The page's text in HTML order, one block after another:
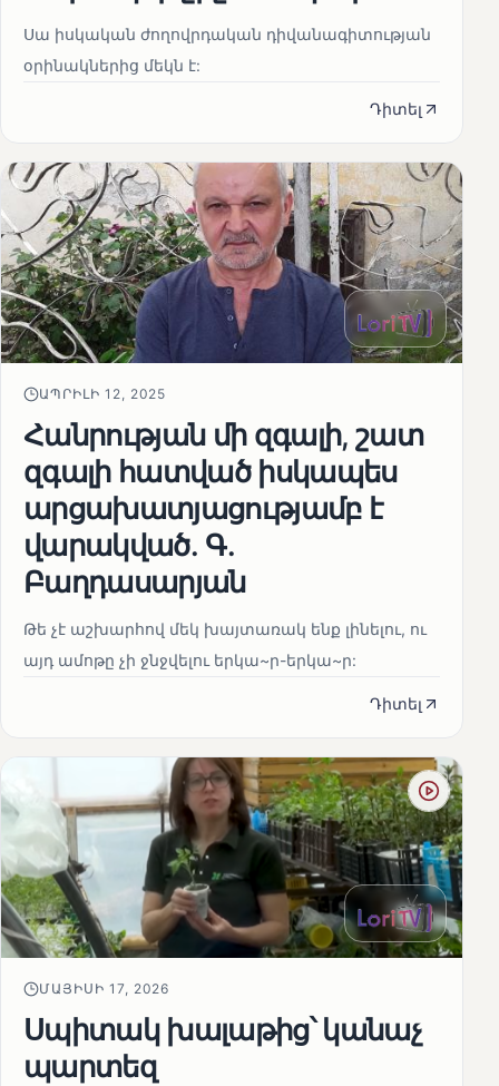
Սա իսկական ժողովրդական դիվանագիտության
օրինակներից մեկն է:
Դիտել
ԱՊՐԻԼԻ 12, 2025
Հանրության մի զգալի, շատ
զգալի հատված իսկապես
արցախատյացությամբ է
վարակված․ Գ․
Բաղդասարյան
Թե չէ աշխարհով մեկ խայտառակ ենք լինելու, ու
այդ ամոթը չի ջնջվելու երկա~ր-երկա~ր:
Դիտել
ՄԱՅԻՍԻ 17, 2026
Սպիտակ խալաթից՝ կանաչ
պարտեզ